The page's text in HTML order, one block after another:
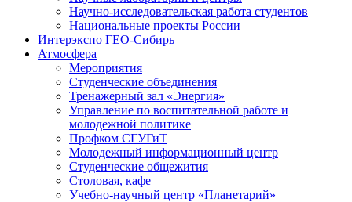
Научно-исследовательская работа студентов
Национальные проекты России
Интерэкспо ГЕО-Сибирь
Атмосфера
Мероприятия
Студенческие объединения
Тренажерный зал «Энергия»
Управление по воспитательной работе и
молодежной политике
Профком СГУГиТ
Молодежный информационный центр
Студенческие общежития
Столовая, кафе
Учебно-научный центр «Планетарий»